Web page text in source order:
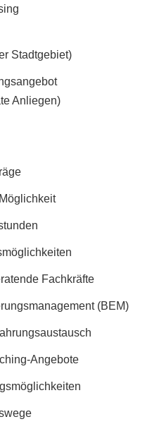
Stadt­ge­biet)
Anlie­gen)
Fach­kräf­te
(BEM)
Ange­bo­te